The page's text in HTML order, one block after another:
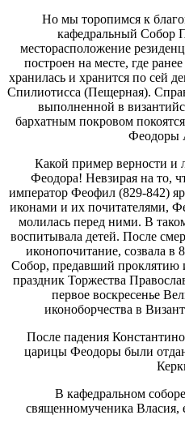
Но мы торопимся к
кафедральный Собор
месторасположение
построен на месте, где
хранилась и хранится по сей
Спилиотисса (Пещерная).
выполненной в
бархатным покровом
Феодоры
Какой пример верности и
Феодора! Невзирая на то,
император Феофил (829-842)
иконами и их почитателями,
молилась перед ними. В
воспитывала детей. После
иконопочитание, созвала в
Собор, предавший проклятию
праздник Торжества
первое воскресенье
иконоборчества в
После падения
царицы Феодоры были
В кафедральном
священномученика